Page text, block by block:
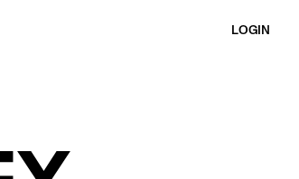
LOGIN